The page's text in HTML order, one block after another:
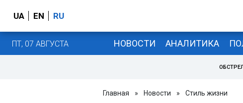
UA EN RU
ПТ, 07 АВГУСТА НОВОСТИ АНАЛИТИКА
Главная » Новости » Стиль жизни